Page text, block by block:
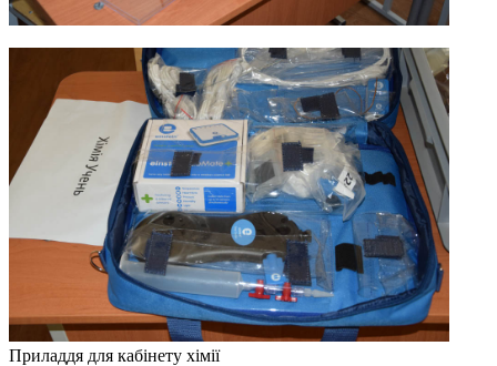
Приладдя для кабінету хімії